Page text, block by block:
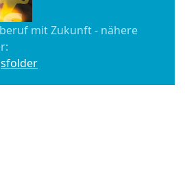
mit Zukunft - nähere